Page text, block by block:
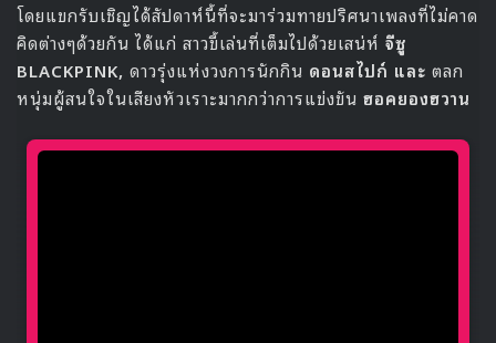
โดยแขกรับเชิญได้สัปดาห์นี้ที่จะมาร่วมทายปริศนาเพลงที่ไม่คาด
คิดต่างๆด้วยกัน ได้แก่ สาวขี้เล่นที่เต็มไปด้วยเสน่ห์ จีซู
BLACKPINK, ดาวรุ่งแห่งวงการนักกิน ดอนสไปก์ และ ตลก
หนุ่มผู้สนใจในเสียงหัวเราะมากกว่าการแข่งขัน ฮอคยองฮวาน